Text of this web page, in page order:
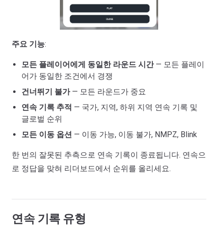
주요 기능:
모든 플레이어에게 동일한 라운드 시간— 모든 플레이
어가 동일한 조건에서 경쟁
건너뛰기 불가— 모든 라운드가 중요
연속 기록 추적 — 국가, 지역, 하위 지역 연속 기록 및
글로벌 순위
모든 이동 옵션 — 이동 가능, 이동 불가, NMPZ, Blink
한 번의 잘못된 추측으로 연속 기록이 종료됩니다. 연속으
로 정답을 맞혀 리더보드에서 순위를 올리세요.
연속 기록 유형